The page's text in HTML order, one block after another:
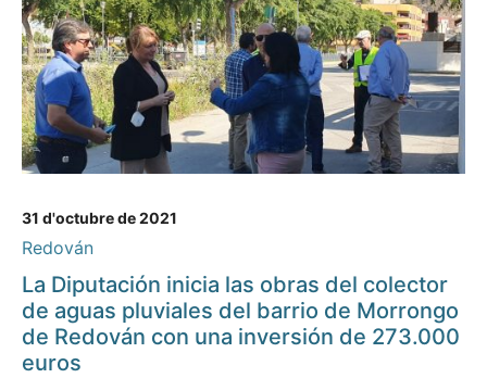
31 d'octubre de 2021
Redován
La Diputación inicia las obras del colector
de aguas pluviales del barrio de Morrongo
de Redován con una inversión de 273.000
euros